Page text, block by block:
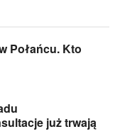
Połańcu. Kto
już trwają